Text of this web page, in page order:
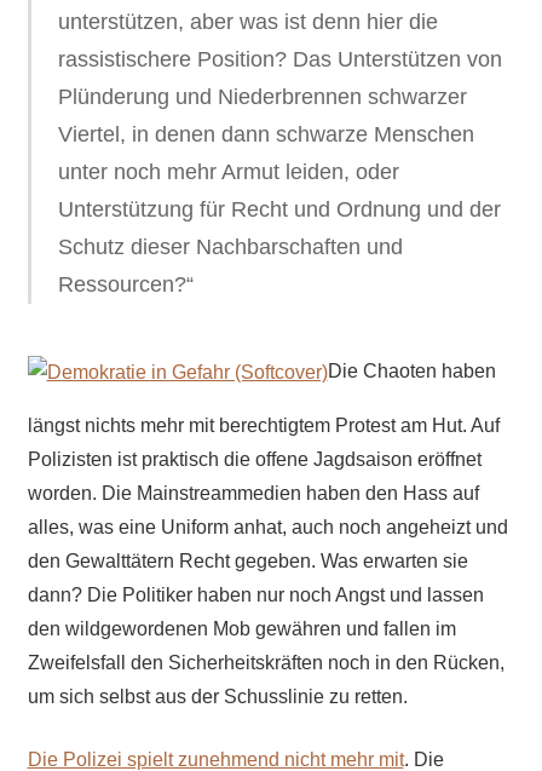
unterstützen, aber was ist denn hier die
rassistischere Position? Das Unterstützen von
Plünderung und Niederbrennen schwarzer
Viertel, in denen dann schwarze Menschen
unter noch mehr Armut leiden, oder
Unterstützung für Recht und Ordnung und der
Schutz dieser Nachbarschaften und
Ressourcen?“
Die Chaoten haben
längst nichts mehr mit berechtigtem Protest am Hut. Auf
Polizisten ist praktisch die offene Jagdsaison eröffnet
worden. Die Mainstreammedien haben den Hass auf
alles, was eine Uniform anhat, auch noch angeheizt und
den Gewalttätern Recht gegeben. Was erwarten sie
dann? Die Politiker haben nur noch Angst und lassen
den wildgewordenen Mob gewähren und fallen im
Zweifelsfall den Sicherheitskräften noch in den Rücken,
um sich selbst aus der Schusslinie zu retten.
Die Polizei spielt zunehmend nicht mehr mit. Die